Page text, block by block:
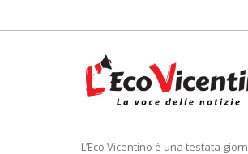
L’Eco Vicentino è una testata